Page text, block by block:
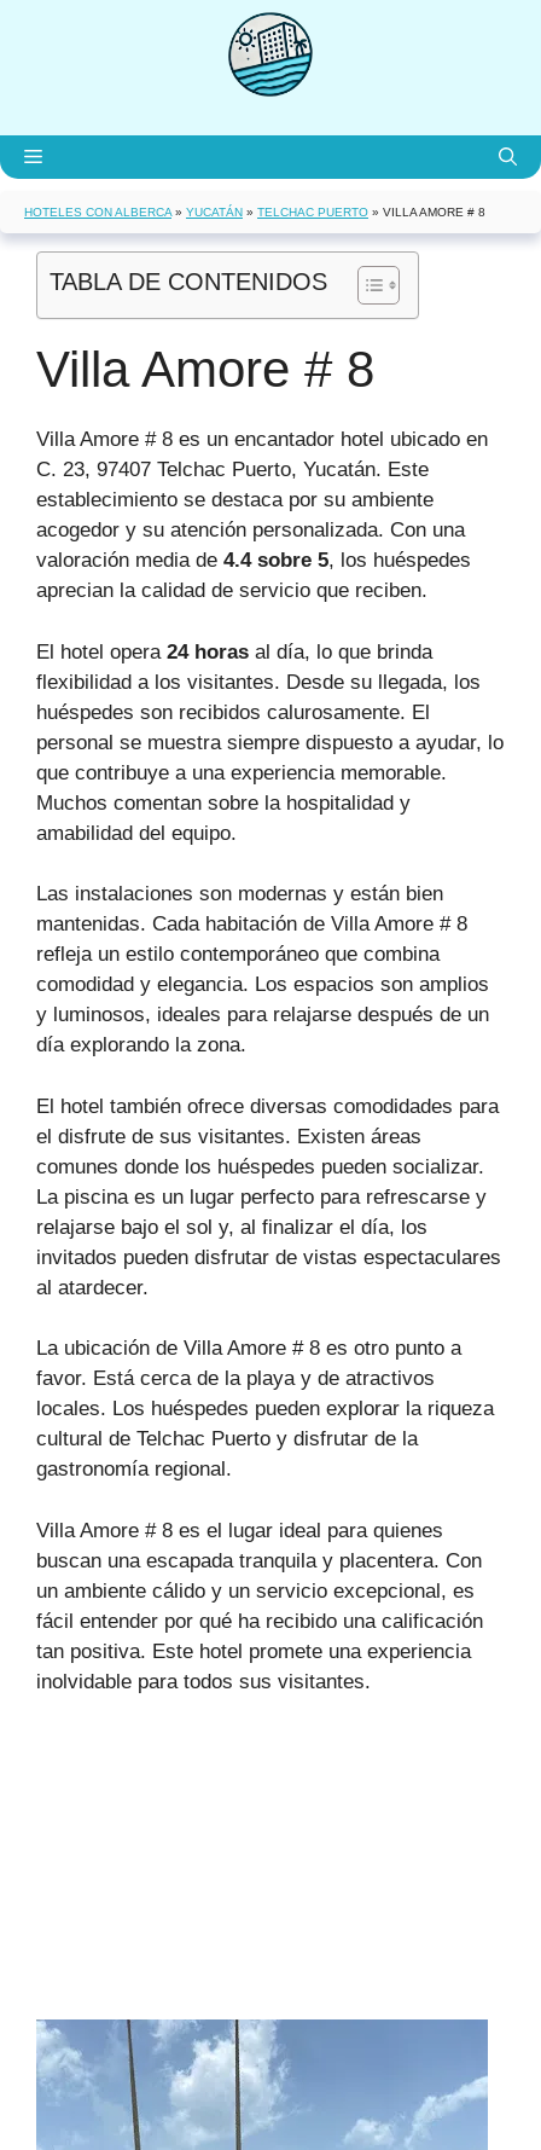
Menú
HOTELES CON ALBERCA » YUCATÁN » TELCHAC PUERTO » VILLA AMORE # 8
TABLA DE CONTENIDOS
Villa Amore # 8
Villa Amore # 8 es un encantador hotel ubicado en
C. 23, 97407 Telchac Puerto, Yucatán. Este
establecimiento se destaca por su ambiente
acogedor y su atención personalizada. Con una
valoración media de 4.4 sobre 5, los huéspedes
aprecian la calidad de servicio que reciben.
El hotel opera 24 horas al día, lo que brinda
flexibilidad a los visitantes. Desde su llegada, los
huéspedes son recibidos calurosamente. El
personal se muestra siempre dispuesto a ayudar, lo
que contribuye a una experiencia memorable.
Muchos comentan sobre la hospitalidad y
amabilidad del equipo.
Las instalaciones son modernas y están bien
mantenidas. Cada habitación de Villa Amore # 8
refleja un estilo contemporáneo que combina
comodidad y elegancia. Los espacios son amplios
y luminosos, ideales para relajarse después de un
día explorando la zona.
El hotel también ofrece diversas comodidades para
el disfrute de sus visitantes. Existen áreas
comunes donde los huéspedes pueden socializar.
La piscina es un lugar perfecto para refrescarse y
relajarse bajo el sol y, al finalizar el día, los
invitados pueden disfrutar de vistas espectaculares
al atardecer.
La ubicación de Villa Amore # 8 es otro punto a
favor. Está cerca de la playa y de atractivos
locales. Los huéspedes pueden explorar la riqueza
cultural de Telchac Puerto y disfrutar de la
gastronomía regional.
Villa Amore # 8 es el lugar ideal para quienes
buscan una escapada tranquila y placentera. Con
un ambiente cálido y un servicio excepcional, es
fácil entender por qué ha recibido una calificación
tan positiva. Este hotel promete una experiencia
inolvidable para todos sus visitantes.